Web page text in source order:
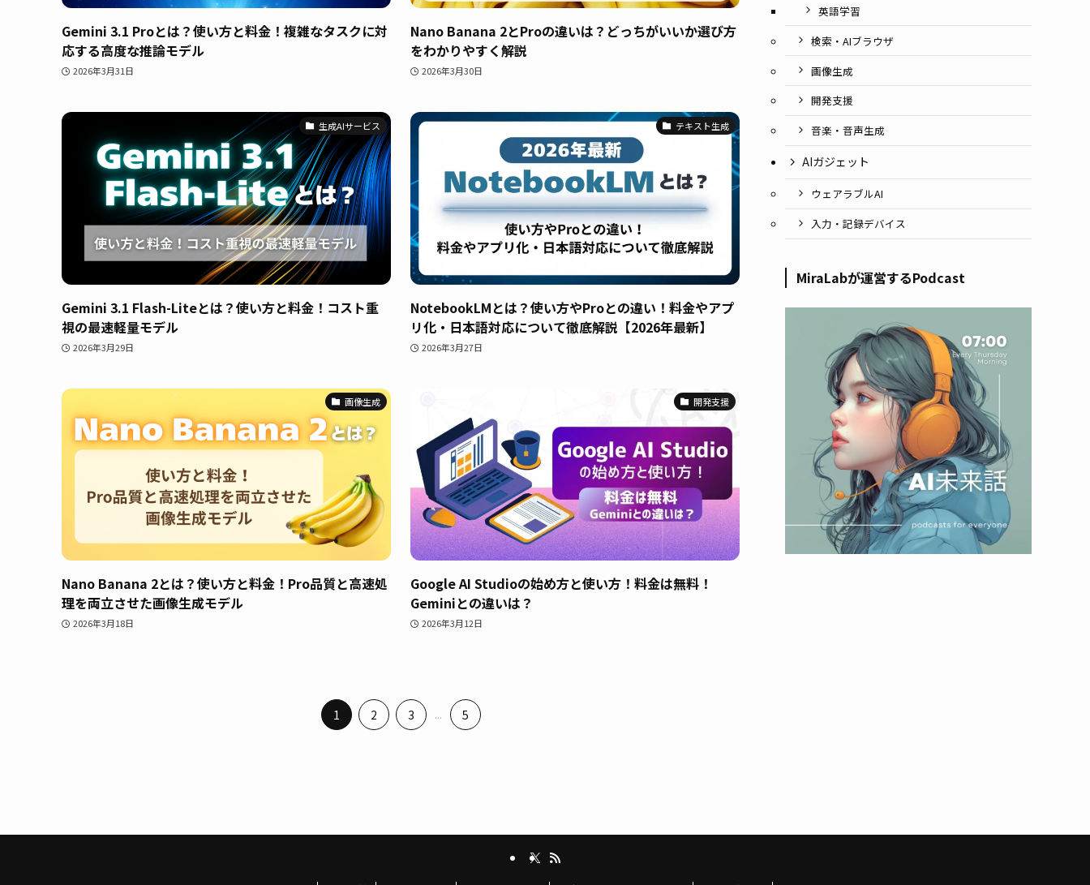
Gemini 3.1 Proとは？使い方と料金！複雑なタスクに対
応する高度な推論モデル
2026年3月31日
Nano Banana 2とProの違いは？どっちがいいか選び方
をわかりやすく解説
2026年3月30日
生成AIサービス
Gemini 3.1 Flash-Liteとは？使い方と料金！コスト重
視の最速軽量モデル
2026年3月29日
テキスト生成
NotebookLMとは？使い方やProとの違い！料金やアプ
リ化・日本語対応について徹底解説【2026年最新】
2026年3月27日
画像生成
Nano Banana 2とは？使い方と料金！Pro品質と高速処
理を両立させた画像生成モデル
2026年3月18日
開発支援
Google AI Studioの始め方と使い方！料金は無料！
Geminiとの違いは？
2026年3月12日
1 2 3 ... 5
英語学習
検索・AIブラウザ
画像生成
開発支援
音楽・音声生成
AIガジェット
ウェアラブルAI
入力・記録デバイス
MiraLabが運営するPodcast